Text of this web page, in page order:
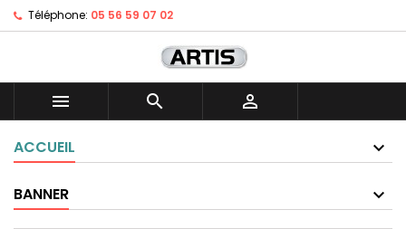
Téléphone: 05 56 59 07 02
  
ACCUEIL
BANNER